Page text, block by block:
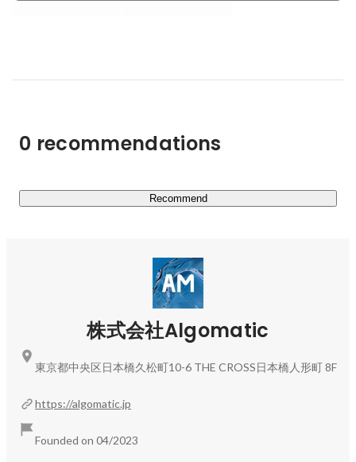
0 recommendations
Recommend
株式会社Algomatic
https://algomatic.jp
Founded on 04/2023
東京都中央区日本橋久松町10-6 THE CROSS日本橋人形町 8F